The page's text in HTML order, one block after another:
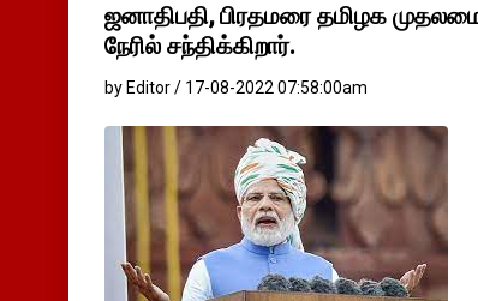
ஜனாதிபதி, பிரதமரை தமிழக
நேரில் சந்திக்கிறார்.
by Editor / 17-08-2022 07:58:00am